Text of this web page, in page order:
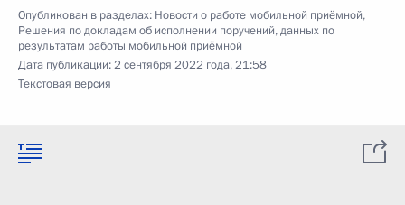
Опубликован в разделах: Новости о работе мобильной приёмной,
Решения по докладам об исполнении поручений, данных по
результатам работы мобильной приёмной
Дата публикации:2 сентября 2022 года, 21:58
Текстовая версия